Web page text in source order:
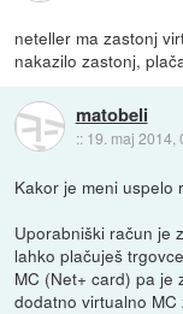
neteller ma zastonj
nakazilo zastonj,
matobeli
:: 19. maj 2014,
Kakor je meni uspelo
Uporabniški račun je
lahko plačuješ
MC (Net+ card) pa je
dodatno virtualno MC